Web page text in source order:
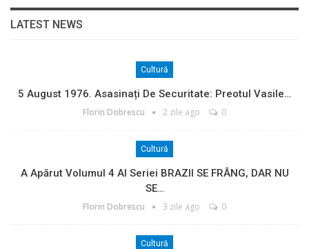
LATEST NEWS
Cultură
5 August 1976. Asasinați De Securitate: Preotul Vasile…
Florin Dobrescu 2 zile ago 0
Cultură
A Apărut Volumul 4 Al Seriei BRAZII SE FRÂNG, DAR NU
SE…
Florin Dobrescu 3 zile ago 0
Cultură